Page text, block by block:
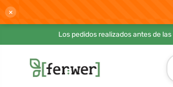
×
Los pedidos realizados antes de